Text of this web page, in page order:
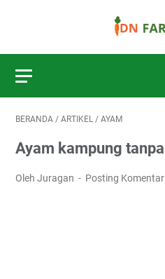
BERANDA / ARTIKEL / AYAM
Ayam kampung
Oleh Juragan Posting Komentar